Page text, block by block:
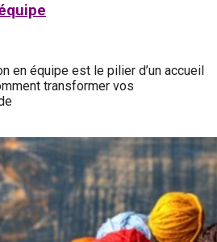
en équipe est le pilier d’un accueil
transformer vos